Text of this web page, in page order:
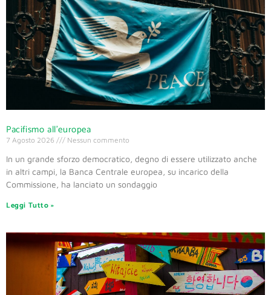
Pacifismo all’europea
7 Agosto 2026 Nessun commento
In un grande sforzo democratico, degno di essere utilizzato anche
in altri campi, la Banca Centrale europea, su incarico della
Commissione, ha lanciato un sondaggio
Leggi Tutto »